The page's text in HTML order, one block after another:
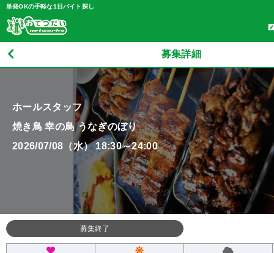
単発OKの手軽な1日バイト探し
募集詳細
ホールスタッフ
焼き鳥 幸の鳥 うなぎのぼり
2026/07/08（水） 18:30～24:00
募集終了